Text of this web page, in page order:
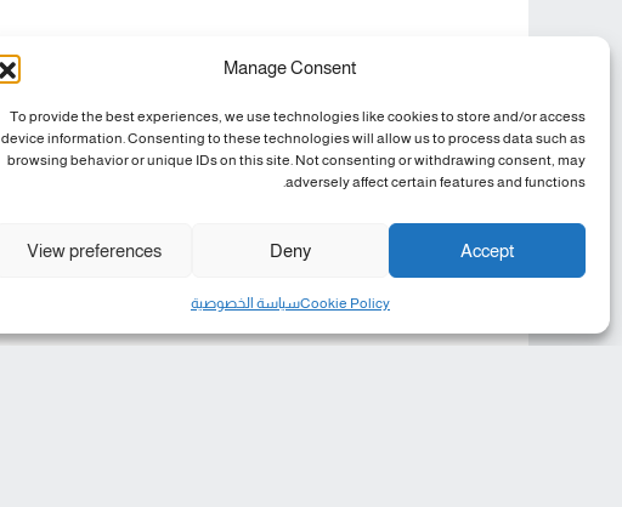
Manage Consent
To provide the best experiences, we use technologies like cookies to store and/or access
device information. Consenting to these technologies will allow us to process data such as
browsing behavior or unique IDs on this site. Not consenting or withdrawing consent, may
adversely affect certain features and functions.
Accept
Deny
View preferences
Cookie Policyسياسة الخصوصية